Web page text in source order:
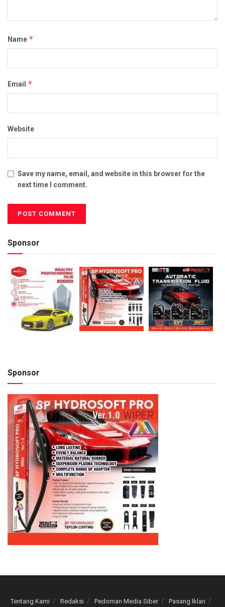
Name *
Email *
Website
Save my name, email, and website in this browser for the
next time I comment.
Sponsor
Sponsor
Tentang Kami Redaksi Pedoman Media Siber Pasang Iklan